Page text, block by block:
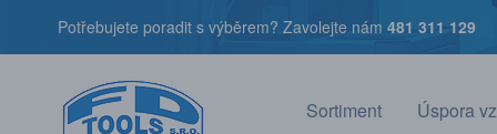
Potřebujete poradit s výběrem? Zavolejte nám 481 311 129
Sortiment Úspora